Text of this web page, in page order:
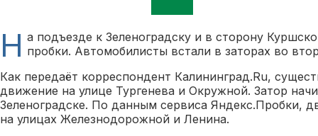
Н а подъезде к Зеленоградску и в сторону
пробки. Автомобилисты встали в заторах во
Как передаёт корреспондент Калининград.Ru,
движение на улице Тургенева и Окружной. Затор
Зеленоградске. По данным сервиса Яндекс.Пробки,
на улицах Железнодорожной и Ленина.